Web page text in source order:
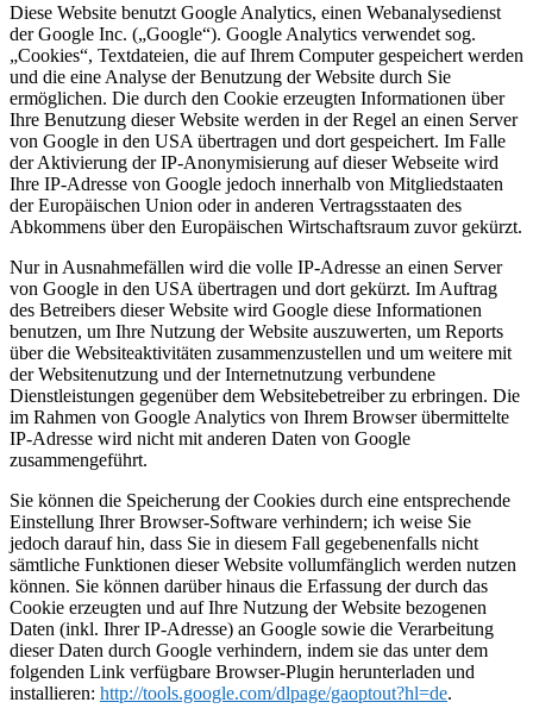
Diese Website benutzt Google Analytics, einen Webanalysedienst
der Google Inc. („Google“). Google Analytics verwendet sog.
„Cookies“, Textdateien, die auf Ihrem Computer gespeichert werden
und die eine Analyse der Benutzung der Website durch Sie
ermöglichen. Die durch den Cookie erzeugten Informationen über
Ihre Benutzung dieser Website werden in der Regel an einen Server
von Google in den USA übertragen und dort gespeichert. Im Falle
der Aktivierung der IP-Anonymisierung auf dieser Webseite wird
Ihre IP-Adresse von Google jedoch innerhalb von Mitgliedstaaten
der Europäischen Union oder in anderen Vertragsstaaten des
Abkommens über den Europäischen Wirtschaftsraum zuvor gekürzt.
Nur in Ausnahmefällen wird die volle IP-Adresse an einen Server
von Google in den USA übertragen und dort gekürzt. Im Auftrag
des Betreibers dieser Website wird Google diese Informationen
benutzen, um Ihre Nutzung der Website auszuwerten, um Reports
über die Websiteaktivitäten zusammenzustellen und um weitere mit
der Websitenutzung und der Internetnutzung verbundene
Dienstleistungen gegenüber dem Websitebetreiber zu erbringen. Die
im Rahmen von Google Analytics von Ihrem Browser übermittelte
IP-Adresse wird nicht mit anderen Daten von Google
zusammengeführt.
Sie können die Speicherung der Cookies durch eine entsprechende
Einstellung Ihrer Browser-Software verhindern; ich weise Sie
jedoch darauf hin, dass Sie in diesem Fall gegebenenfalls nicht
sämtliche Funktionen dieser Website vollumfänglich werden nutzen
können. Sie können darüber hinaus die Erfassung der durch das
Cookie erzeugten und auf Ihre Nutzung der Website bezogenen
Daten (inkl. Ihrer IP-Adresse) an Google sowie die Verarbeitung
dieser Daten durch Google verhindern, indem sie das unter dem
folgenden Link verfügbare Browser-Plugin herunterladen und
installieren: http://tools.google.com/dlpage/gaoptout?hl=de.